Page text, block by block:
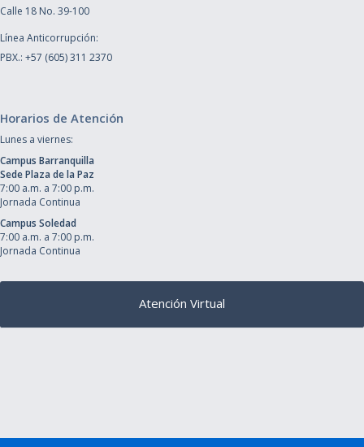
Calle 18 No. 39-100
Línea Anticorrupción:
PBX.: +57 (605) 311 2370
Horarios de Atención
Lunes a viernes:
Campus Barranquilla
Sede Plaza de la Paz
7:00 a.m. a 7:00 p.m.
Jornada Continua
Campus Soledad
7:00 a.m. a 7:00 p.m.
Jornada Continua
Atención Virtual